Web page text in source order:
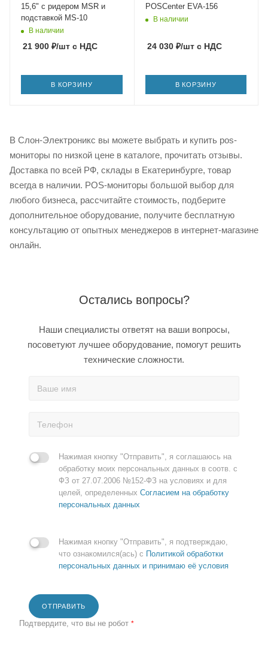
15,6" с ридером MSR и
подставкой MS-10
В наличии
21 900 ₽/шт с НДС
В КОРЗИНУ
POSCenter EVA-156
В наличии
24 030₽/штс НДС
В КОРЗИНУ
В Слон-Электроникс вы можете выбрать и купить pos-
мониторы по низкой цене в каталоге, прочитать отзывы.
Доставка по всей РФ, склады в Екатеринбурге, товар
всегда в наличии. POS-мониторы большой выбор для
любого бизнеса, рассчитайте стоимость, подберите
дополнительное оборудование, получите бесплатную
консультацию от опытных менеджеров в интернет-магазине
онлайн.
Остались вопросы?
Наши специалисты ответят на ваши вопросы,
посоветуют лучшее оборудование, помогут решить
технические сложности.
Нажимая кнопку "Отправить", я соглашаюсь на
обработку моих персональных данных в соотв. с
ФЗ от 27.07.2006 №152-ФЗ на условиях и для
целей, определенных Согласием на обработку
персональных данных
Нажимая кнопку "Отправить", я подтверждаю,
что ознакомился(ась) с Политикой обработки
персональных данных и принимаю её условия
ОТПРАВИТЬ
Подтвердите, что вы не робот *